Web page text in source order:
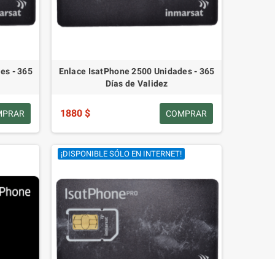
- 365
Enlace IsatPhone 2500 Unidades - 365
Días de Validez
1880 $ COMPRAR
¡DISPONIBLE SÓLO EN INTERNET!